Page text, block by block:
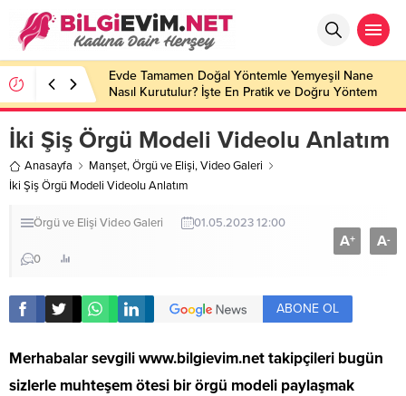
Evde Tamamen Doğal Yöntemle Yemyeşil Nane
Nasıl Kurutulur? İşte En Pratik ve Doğru Yöntem
İki Şiş Örgü Modeli Videolu Anlatım
Anasayfa Manşet,Örgü ve Elişi,Video Galeri
İki Şiş Örgü Modeli Videolu Anlatım
Örgü ve Elişi Video Galeri 01.05.2023 12:00
0
A+ A-
ABONE OL
Merhabalar sevgiliwww.bilgievim.nettakipçileri bugün
sizlerle muhteşem ötesi bir örgü modeli paylaşmak